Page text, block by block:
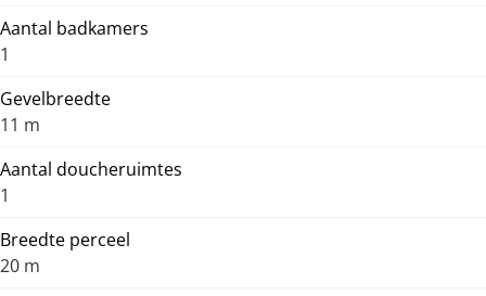
Aantal badkamers
1
Gevelbreedte
11 m
Aantal doucheruimtes
1
Breedte perceel
20 m